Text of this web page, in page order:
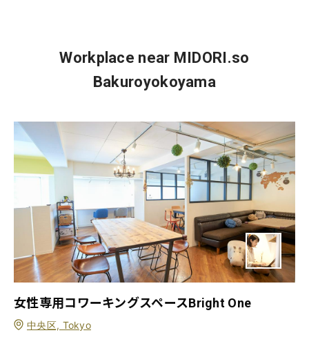
Workplace near MIDORI.so
Bakuroyokoyama
女性専用コワーキングスペースBright One
中央区, Tokyo